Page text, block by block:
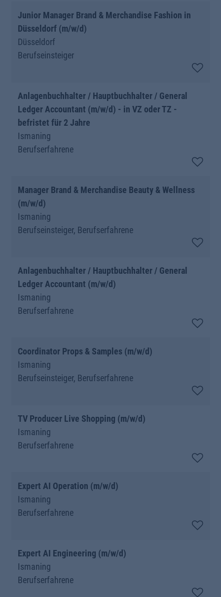
Junior Manager Brand & Merchandise Fashion in
Düsseldorf (m/w/d)
Düsseldorf
Berufseinsteiger
Anlagenbuchhalter / Hauptbuchhalter / General
Ledger Accountant (m/w/d) - in VZ oder TZ -
befristet für 2 Jahre
Ismaning
Berufserfahrene
Manager Brand & Merchandise Beauty & Wellness
(m/w/d)
Ismaning
Berufseinsteiger, Berufserfahrene
Anlagenbuchhalter / Hauptbuchhalter / General
Ledger Accountant (m/w/d)
Ismaning
Berufserfahrene
Coordinator Props & Samples (m/w/d)
Ismaning
Berufseinsteiger, Berufserfahrene
TV Producer Live Shopping (m/w/d)
Ismaning
Berufserfahrene
Expert AI Operation (m/w/d)
Ismaning
Berufserfahrene
Expert AI Engineering (m/w/d)
Ismaning
Berufserfahrene